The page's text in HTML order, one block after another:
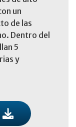
un
de las
Dentro del
5
y